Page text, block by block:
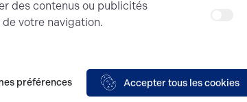
la zone de l'Épinette ou dans ses environs,
de Rouen et de la Seine-Maritime :
HT HC, selon les données de marché
82 €/m²/an(secteur Petit-Couronne) et
des contenus ou publicités
votre navigation.
préférences Accepter tous les cookies